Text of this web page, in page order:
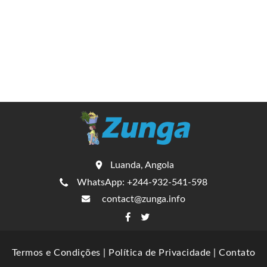
Luanda, Angola
WhatsApp: +244-932-541-598
contact@zunga.info
Termos e Condições Política de Privacidade Contato